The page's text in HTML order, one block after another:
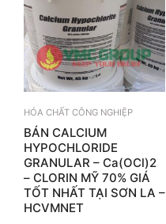
HÓA CHẤT CÔNG NGHIỆP
BÁN CALCIUM
HYPOCHLORIDE
GRANULAR – Ca(OCl)2
– CLORIN MỸ 70% GIÁ
TỐT NHẤT TẠI SƠN LA –
HCVMNET